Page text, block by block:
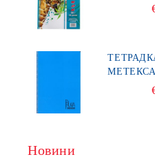
Новини